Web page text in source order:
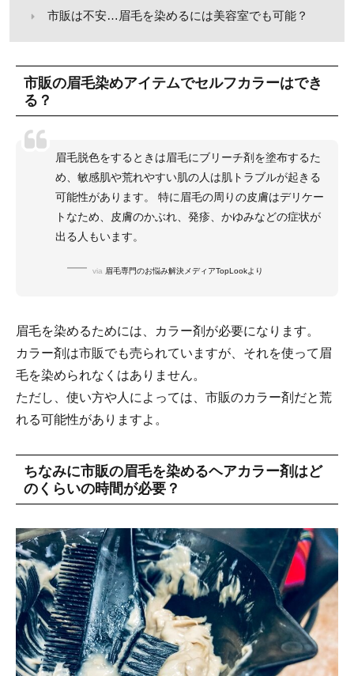
市販は不安…眉毛を染めるには美容室でも可能？
市販の眉毛染めアイテムでセルフカラーはでき
る？
眉毛脱色をするときは眉毛にブリーチ剤を塗布するた
め、敏感肌や荒れやすい肌の人は肌トラブルが起きる
可能性があります。 特に眉毛の周りの皮膚はデリケー
トなため、皮膚のかぶれ、発疹、かゆみなどの症状が
出る人もいます。
via 眉毛専門のお悩み解決メディアTopLookより
眉毛を染めるためには、カラー剤が必要になります。
カラー剤は市販でも売られていますが、それを使って眉
毛を染められなくはありません。
ただし、使い方や人によっては、市販のカラー剤だと荒
れる可能性がありますよ。
ちなみに市販の眉毛を染めるヘアカラー剤はど
のくらいの時間が必要？